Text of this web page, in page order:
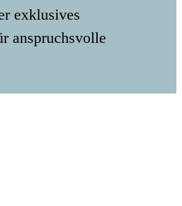
exklusives
anspruchsvolle